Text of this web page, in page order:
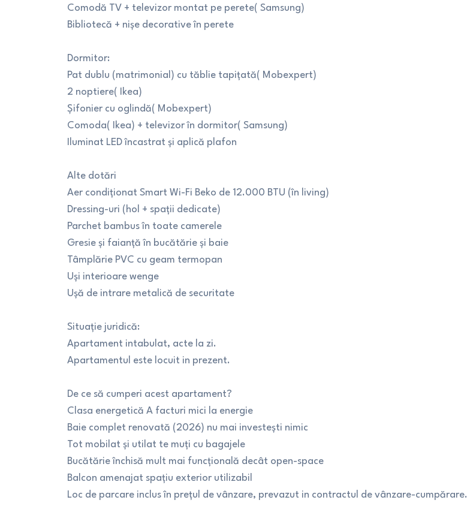
Comodă TV + televizor montat pe perete( Samsung)
Bibliotecă + nișe decorative în perete
Dormitor:
Pat dublu (matrimonial) cu tăblie tapițată( Mobexpert)
2 noptiere( Ikea)
Șifonier cu oglindă( Mobexpert)
Comoda( Ikea) + televizor în dormitor( Samsung)
Iluminat LED încastrat și aplică plafon
Alte dotări
Aer condiționat Smart Wi-Fi Beko de 12.000 BTU (în living)
Dressing-uri (hol + spații dedicate)
Parchet bambus în toate camerele
Gresie și faianță în bucătărie și baie
Tâmplărie PVC cu geam termopan
Uși interioare wenge
Ușă de intrare metalică de securitate
Situație juridică:
Apartament intabulat, acte la zi.
Apartamentul este locuit in prezent.
De ce să cumperi acest apartament?
Clasa energetică A facturi mici la energie
Baie complet renovată (2026) nu mai investești nimic
Tot mobilat și utilat te muți cu bagajele
Bucătărie închisă mult mai funcțională decât open-space
Balcon amenajat spațiu exterior utilizabil
Loc de parcare inclus în prețul de vânzare, prevazut in contractul de vânzare-cumpărare.